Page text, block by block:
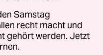
Samstag
recht macht und
gehört werden. Jetzt